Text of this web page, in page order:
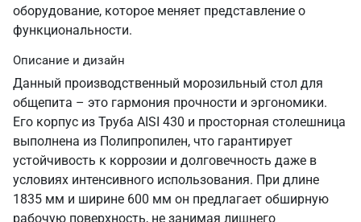
оборудование, которое меняет представление о
функциональности.
Описание и дизайн
Данный производственный морозильный стол для
общепита – это гармония прочности и эргономики.
Его корпус из Труба AISI 430 и просторная столешница
выполнена из Полипропилен, что гарантирует
устойчивость к коррозии и долговечность даже в
условиях интенсивного использования. При длине
1835 мм и ширине 600 мм он предлагает обширную
рабочую поверхность, не занимая лишнего